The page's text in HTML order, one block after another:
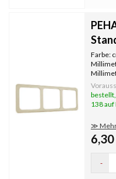
Farbe:
138 auf
≫
6,30
-